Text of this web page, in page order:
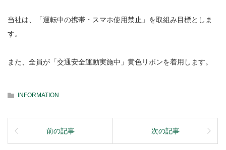
当社は、「運転中の携帯・スマホ使用禁止」を取組み目標としま
す。
また、全員が「交通安全運動実施中」黄色リボンを着用します。
INFORMATION
前の記事 次の記事